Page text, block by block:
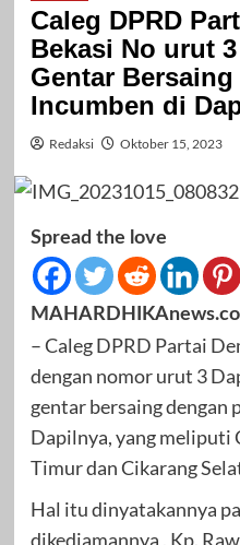
Caleg DPRD
Bekasi No urut
Gentar Bersaing
Incumben di
Redaksi Oktober 15, 2023
Spread the love
– Caleg DPRD Partai
dengan nomor urut 3
gentar bersaing dengan
Dapilnya, yang meliputi
Timur dan Cikarang
Hal itu dinyatakannya
dikediamannya , Kp.